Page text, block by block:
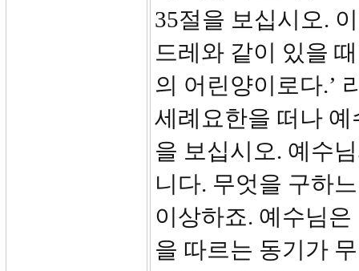
35절을 보십시오.
드레와 같이 있을
의 어린양이로다.’
세례요한을 떠나
을 보십시오. 예수
니다. 무엇을 구하
이상하죠. 예수님
을 따르는 동기가